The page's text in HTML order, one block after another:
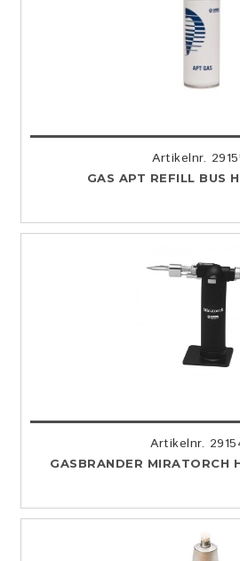
Artikelnr.
GAS APT REFILL BUS
Artikelnr.
GASBRANDER MIRATORCH